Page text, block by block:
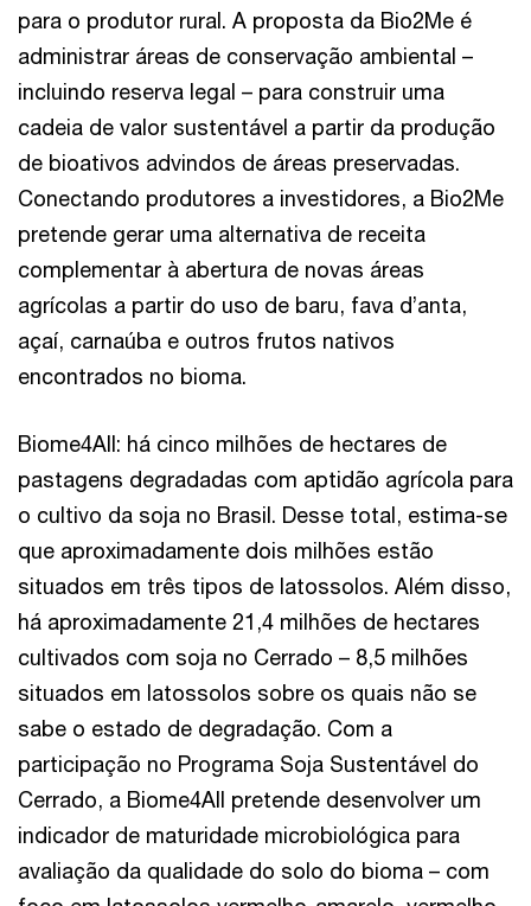
para o produtor rural. A proposta da Bio2Me é
administrar áreas de conservação ambiental –
incluindo reserva legal – para construir uma
cadeia de valor sustentável a partir da produção
de bioativos advindos de áreas preservadas.
Conectando produtores a investidores, a Bio2Me
pretende gerar uma alternativa de receita
complementar à abertura de novas áreas
agrícolas a partir do uso de baru, fava d’anta,
açaí, carnaúba e outros frutos nativos
encontrados no bioma.
Biome4All: há cinco milhões de hectares de
pastagens degradadas com aptidão agrícola para
o cultivo da soja no Brasil. Desse total, estima-se
que aproximadamente dois milhões estão
situados em três tipos de latossolos. Além disso,
há aproximadamente 21,4 milhões de hectares
cultivados com soja no Cerrado – 8,5 milhões
situados em latossolos sobre os quais não se
sabe o estado de degradação. Com a
participação no Programa Soja Sustentável do
Cerrado, a Biome4All pretende desenvolver um
indicador de maturidade microbiológica para
avaliação da qualidade do solo do bioma – com